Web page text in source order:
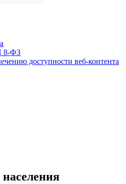
8-ФЗ
доступности веб-контента